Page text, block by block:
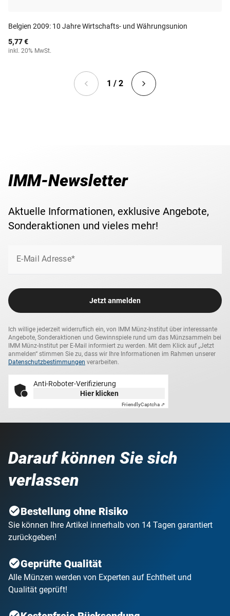
Belgien 2009: 10 Jahre Wirtschafts- und Währungsunion
5,77 €
inkl. 20% MwSt.
1 / 2
IMM-Newsletter
Aktuelle Informationen, exklusive Angebote,
Sonderaktionen und vieles mehr!
E-Mail Adresse*
Jetzt anmelden
Ich willige jederzeit widerruflich ein, von IMM Münz-Institut über interessante
Angebote, Sonderaktionen und Gewinnspiele rund um das Münzsammeln bei
IMM Münz-Institut per E-Mail informiert zu werden. Mit dem Klick auf „Jetzt
anmelden“ stimmen Sie zu, dass wir Ihre Informationen im Rahmen unserer
Datenschutzbestimmungen verarbeiten.
Anti-Roboter-Verifizierung
Hier klicken
FriendlyCaptcha ⇗
Darauf können Sie sich
verlassen
Bestellung ohne Risiko
Sie können Ihre Artikel innerhalb von 14 Tagen garantiert
zurückgeben!
Geprüfte Qualität
Alle Münzen werden von Experten auf Echtheit und
Qualität geprüft!